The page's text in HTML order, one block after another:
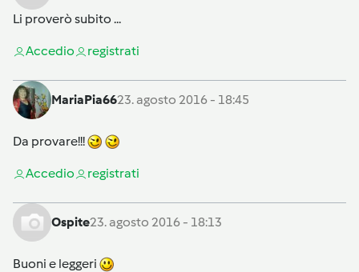
Li proverò subito ...
Accedio registrati
MariaPia6623. agosto 2016 - 18:45
Da provare!!!
Accedio registrati
Ospite23. agosto 2016 - 18:13
Buoni e leggeri